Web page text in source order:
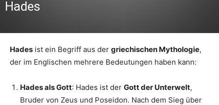
Hades
Hades ist ein Begriff aus der griechischen Mythologie,
der im Englischen mehrere Bedeutungen haben kann:
Hades als Gott: Hades ist der Gott der Unterwelt,
Bruder von Zeus und Poseidon. Nach dem Sieg über